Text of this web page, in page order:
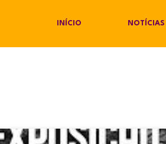
INÍCIO NOTÍCIAS